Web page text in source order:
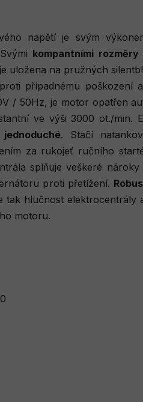
napětí je svým
kompantními
uložena na pružných
případnému poškození
/ 50Hz, je motor opatřen
ve výši 3000 ot./min.
. Stačí
za rukojeť ručního
splňuje veškeré nároky
proti přetížení.
tak hlučnost elektrocentrály
motoru.